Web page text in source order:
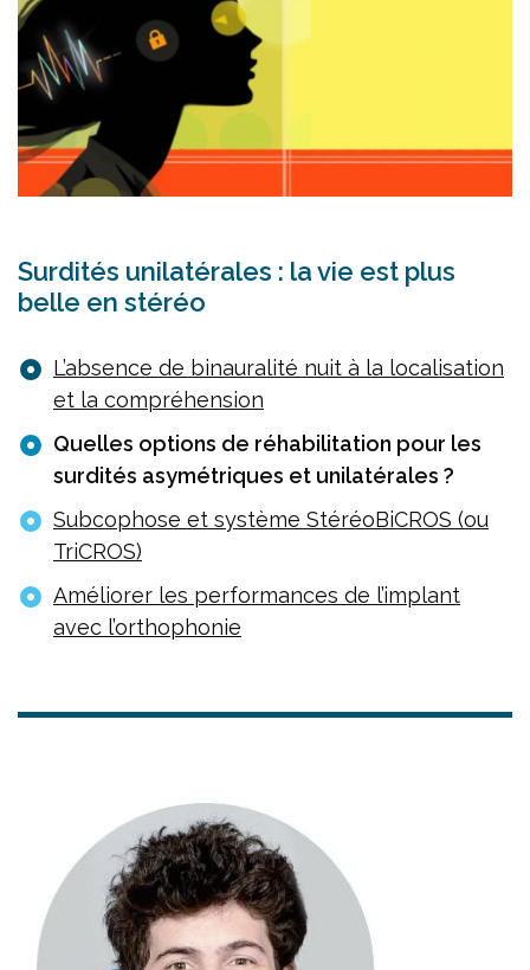
Surdités unilatérales : la vie est plus
belle en stéréo
L’absence de binauralité nuit à la localisation
et la compréhension
Quelles options de réhabilitation pour les
surdités asymétriques et unilatérales ?
Subcophose et système StéréoBiCROS (ou
TriCROS)
Améliorer les performances de l’implant
avec l’orthophonie